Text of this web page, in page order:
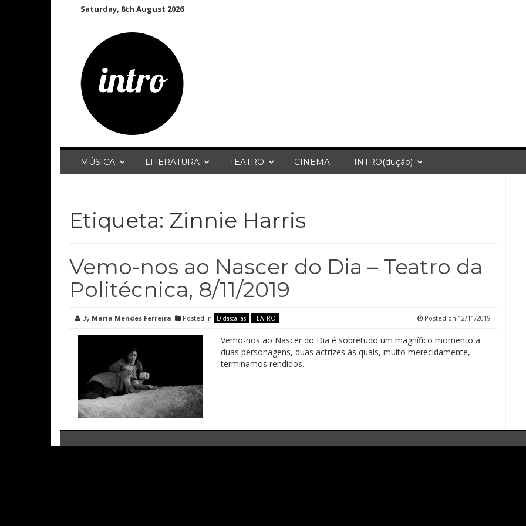
Saturday, 8th August 2026
MÚSICA LITERATURA TEATRO CINEMA INTRO(dução)
Etiqueta: Zinnie Harris
Vemo-nos ao Nascer do Dia – Teatro da
Politécnica, 8/11/2019
By Maria Mendes Ferreira Posted in Didascálias TEATRO Posted on 12/11/2019
Vemo-nos ao Nascer do Dia é sobretudo um magnífico momento a
duas personagens, duas actrizes às quais, muito merecidamente,
terminamos rendidos.